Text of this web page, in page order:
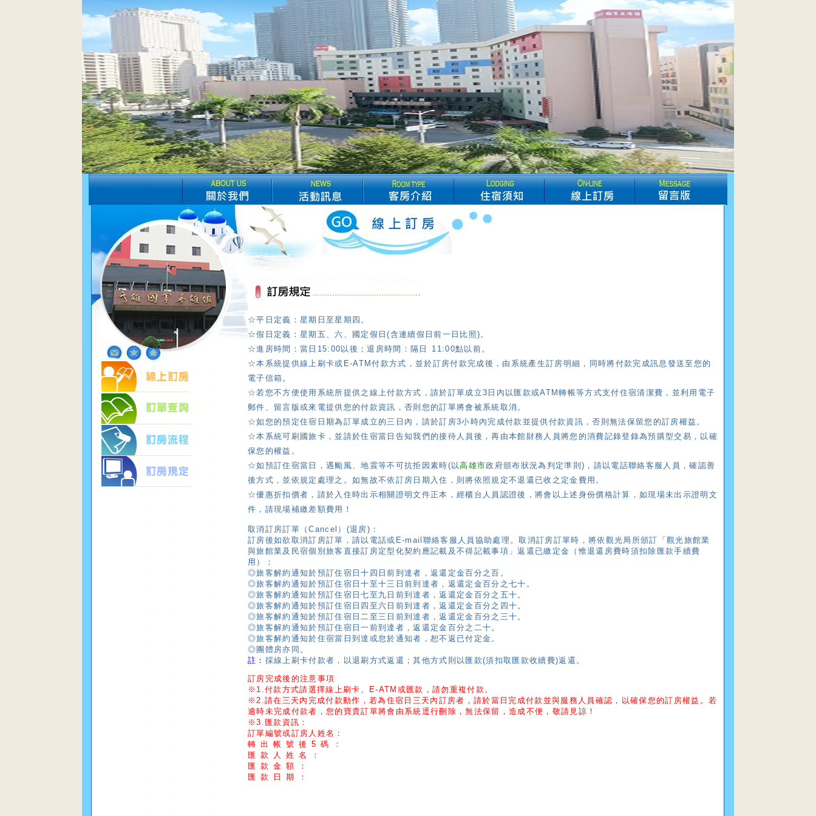
☆平日定義：星期日至星期四。
☆假日定義：星期五、六、國定假日(含連續假日前一日比照)。
☆進房時間：當日15:00以後；退房時間：隔日 11:00點以前。
☆本系統提供線上刷卡或E-ATM付款方式，並於訂房付款完成後，由系統產生訂房明細，同時將付款完成訊息發送至您的
電子信箱。
☆若您不方便使用系統所提供之線上付款方式，請於訂單成立3日內以匯款或ATM轉帳等方式支付住宿清潔費，並利用電子
郵件、留言版或來電提供您的付款資訊，否則您的訂單將會被系統取消。
☆如您的預定住宿日期為訂單成立的三日內，請於訂房3小時內完成付款並提供付款資訊，否則無法保留您的訂房權益。
☆本系統可刷國旅卡，並請於住宿當日告知我們的接待人員後，再由本館財務人員將您的消費記錄登錄為預購型交易，以確
保您的權益。
☆如預訂住宿當日，遇颱風、地震等不可抗拒因素時(以高雄市政府頒布狀況為判定準則)，請以電話聯絡客服人員，確認善
後方式，並依規定處理之。如無故不依訂房日期入住，則將依照規定不退還已收之定金費用。
☆優惠折扣價者，請於入住時出示相關證明文件正本，經櫃台人員認證後，將會以上述身份價格計算，如現場未出示證明文
件，請現場補繳差額費用！
取消訂房訂單（Cancel）(退房)：
訂房後如欲取消訂房訂單，請以電話或E-mail聯絡客服人員協助處理。取消訂房訂單時，將依觀光局所頒訂「觀光旅館業
與旅館業及民宿個別旅客直接訂房定型化契約應記載及不得記載事項」返還已繳定金（惟退還房費時須扣除匯款手續費
用）：
◎旅客解約通知於預訂住宿日十四日前到達者，返還定金百分之百。
◎旅客解約通知於預訂住宿日十至十三日前到達者，返還定金百分之七十。
◎旅客解約通知於預訂住宿日七至九日前到達者，返還定金百分之五十。
◎旅客解約通知於預訂住宿日四至六日前到達者，返還定金百分之四十。
◎旅客解約通知於預訂住宿日二至三日前到達者，返還定金百分之三十。
◎旅客解約通知於預訂住宿日一前到達者，返還定金百分之二十。
◎旅客解約通知於住宿當日到達或怠於通知者，恕不返已付定金。
◎團體房亦同。
註： 採線上刷卡付款者，以退刷方式返還；其他方式則以匯款(須扣取匯款收續費)返還。
訂房完成後的注意事項
※1.付款方式請選擇線上刷卡、E-ATM或匯款，請勿重複付款。
※2.請在三天內完成付款動作，若為住宿日三天內訂房者，請於當日完成付款並與服務人員確認，以確保您的訂房權益。若
逾時未完成付款者，您的寶貴訂單將會由系統逕行刪除，無法保留，造成不便，敬請見諒！
※3.匯款資訊：
訂單編號或訂房人姓名：
轉 出 帳 號 後 5 碼 ：
匯 款 人 姓 名 ：
匯 款 金 額 ：
匯 款 日 期 ：